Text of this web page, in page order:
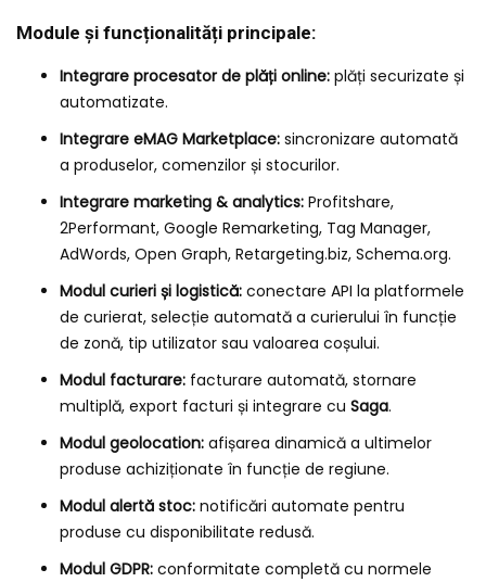
Module și funcționalități principale:
Integrare procesator de plăți online: plăți securizate și
automatizate.
Integrare eMAG Marketplace: sincronizare automată
a produselor, comenzilor și stocurilor.
Integrare marketing & analytics: Profitshare,
2Performant, Google Remarketing, Tag Manager,
AdWords, Open Graph, Retargeting.biz, Schema.org.
Modul curieri și logistică: conectare API la platformele
de curierat, selecție automată a curierului în funcție
de zonă, tip utilizator sau valoarea coșului.
Modul facturare: facturare automată, stornare
multiplă, export facturi și integrare cu Saga.
Modul geolocation: afișarea dinamică a ultimelor
produse achiziționate în funcție de regiune.
Modul alertă stoc: notificări automate pentru
produse cu disponibilitate redusă.
Modul GDPR: conformitate completă cu normele